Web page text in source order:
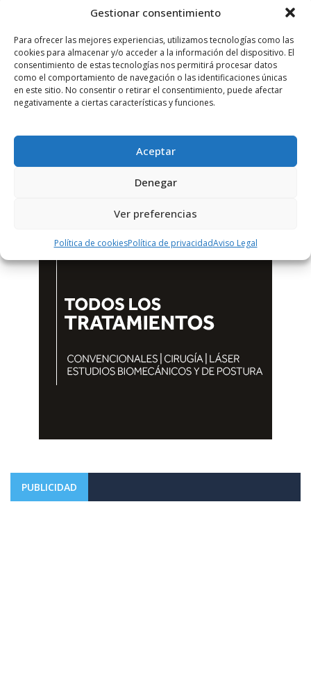
Gestionar consentimiento
Para ofrecer las mejores experiencias, utilizamos tecnologías como las
cookies para almacenar y/o acceder a la información del dispositivo. El
consentimiento de estas tecnologías nos permitirá procesar datos
como el comportamiento de navegación o las identificaciones únicas
en este sitio. No consentir o retirar el consentimiento, puede afectar
negativamente a ciertas características y funciones.
Aceptar
Denegar
Ver preferencias
Política de cookiesPolítica de privacidadAviso Legal
PUBLICIDAD